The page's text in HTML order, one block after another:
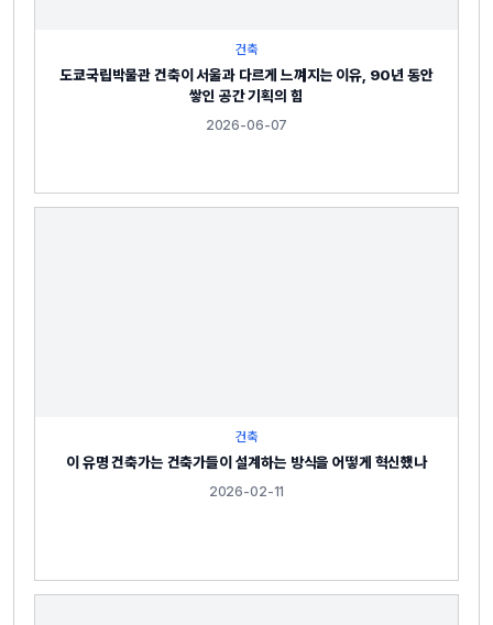
건축
도쿄국립박물관 건축이 서울과 다르게 느껴지는 이유, 90년 동안
쌓인 공간 기획의 힘
2026-06-07
건축
이 유명 건축가는 건축가들이 설계하는 방식을 어떻게 혁신했나
2026-02-11